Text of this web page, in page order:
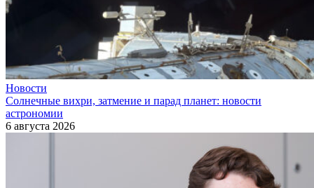
Новости
Солнечные вихри, затмение и парад планет: новости
астрономии
6 августа 2026